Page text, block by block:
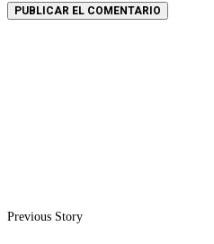
Previous Story